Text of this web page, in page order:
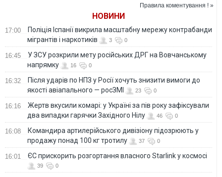
Правила коментування ! »
НОВИНИ
17:00
Поліція Іспанії викрила масштабну мережу контрабанди
мігрантів і наркотиків
3 0
16:45
У ЗСУ розкрили мету російських ДРГ на Вовчанському
напрямку
16 0
16:32
Після ударів по НПЗ у Росії хочуть знизити вимоги до
якості авіапального — росЗМІ
23 0
16:16
Жертв вкусили комарі: у Україні за пів року зафіксували
два випадки гарячки Західного Нілу
46 0
16:08
Командира артилерійського дивізіону підозрюють у
продажу понад 100 кг тротилу
37 0
16:01 ЄС прискорить розгортання власного Starlink у космосі
39 0